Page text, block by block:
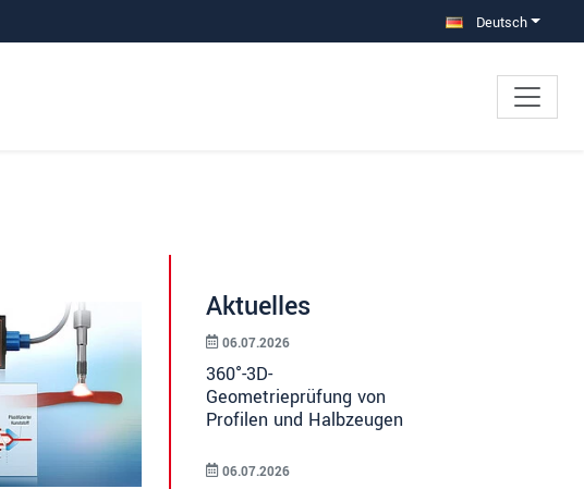
Deutsch
Aktuelles
360°-3D-
Geometrieprüfung von
Profilen und Halbzeugen
06.07.2026
06.07.2026